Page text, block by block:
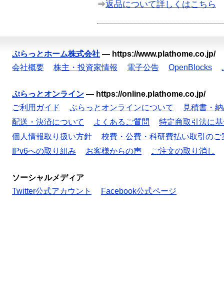
⇒返品について詳しくはこちら
ぷらっとホーム株式会社 — https://www.plathome.co.jp/
会社概要
株主・投資家情報 電子公告 OpenBlocks
ぷらっとオンライン — https://online.plathome.co.jp/
ご利用ガイド
ぷらっとオンラインについて
見積書・
配送・決済について
よくあるご質問
特定商取引法に
個人情報取り扱い方針
校費・公費・科研費払い取引のご
IPv6への取り組み
お客様からの声 ご注文の取り消し
ソーシャルメディア
Twitter公式アカウント
Facebook公式ページ